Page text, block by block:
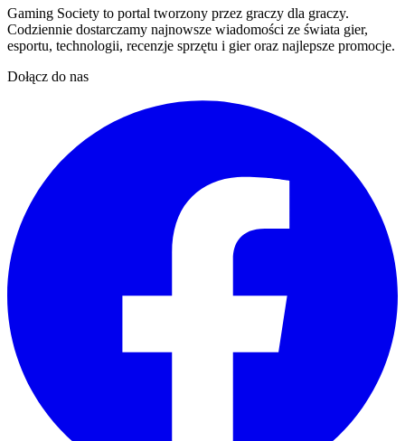
Gaming Society to portal tworzony przez graczy dla graczy.
Codziennie dostarczamy najnowsze wiadomości ze świata gier,
esportu, technologii, recenzje sprzętu i gier oraz najlepsze promocje.
Dołącz do nas